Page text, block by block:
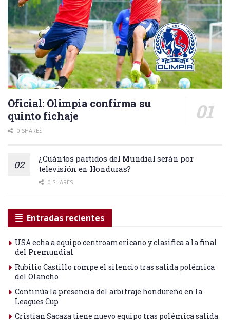
Oficial: Olimpia confirma su
quinto fichaje
0 SHARES
¿Cuántos partidos del Mundial serán por
televisión en Honduras?
0 SHARES
Entradas recientes
USA echa a equipo centroamericano y clasifica a la final
del Premundial
Rubilio Castillo rompe el silencio tras salida polémica
del Olancho
Continúa la presencia del arbitraje hondureño en la
Leagues Cup
Cristian Sacaza tiene nuevo equipo tras polémica salida